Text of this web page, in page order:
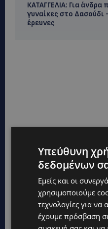
ΚΑΤΑΓΓΕΛΙΑ: Για
γυναίκες στο Δασούδι
έρευνες
Topics
UPDATES
Υπεύθυνη
δεδομένων
Εμείς και οι
χρησιμοποιούμε
τεχνολογίες για
έχουμε πρόσβαση